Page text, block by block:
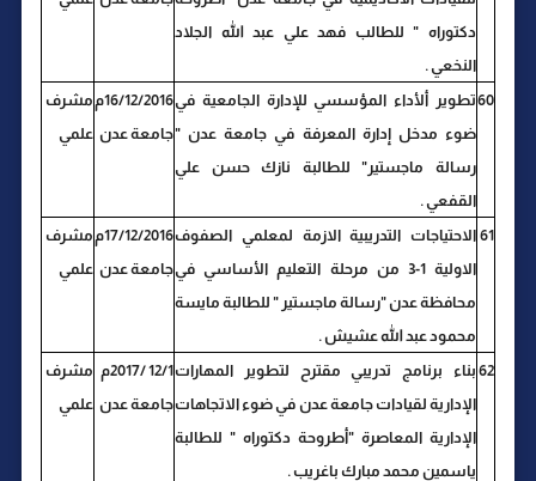
دكتوراه " للطالب فهد علي عبد الله الجلاد
النخعي .
60تطوير ألأداء المؤسسي للإدارة الجامعية في
ضوء مدخل إدارة المعرفة في جامعة عدن "
رسالة ماجستير" للطالبة نازك حسن علي
القفعي .
16/12/2016م
جامعة عدن
مشرف
علمي
61 الاحتياجات التدريبية الازمة لمعلمي الصفوف
الاولية 1-3 من مرحلة التعليم الأساسي في
محافظة عدن "رسالة ماجستير " للطالبة مايسة
محمود عبد الله عشيش .
17/12/2016م
جامعة عدن
مشرف
علمي
62 بناء برنامج تدريبي مقترح لتطوير المهارات
الإدارية لقيادات جامعة عدن في ضوء الاتجاهات
الإدارية المعاصرة "أطروحة دكتوراه " للطالبة
ياسمين محمد مبارك باغريب .
12/1 /2017م
جامعة عدن
مشرف
علمي